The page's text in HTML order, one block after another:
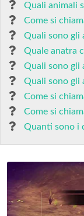
Quali animali
Come si
Quali sono gli
Quale anatra
Quali sono gli
Quali sono gli
Come si
Come si
Quanti sono i